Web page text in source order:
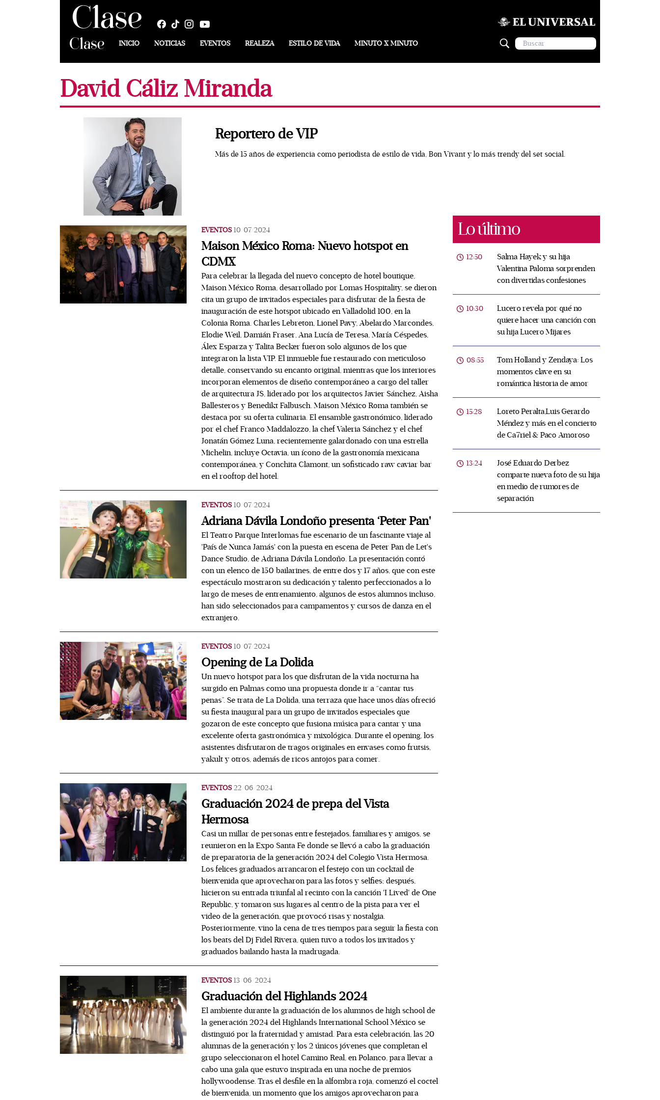
INICIO NOTICIAS EVENTOS REALEZA ESTILO DE VIDA MINUTO X MINUTO
David Cáliz Miranda
Reportero de VIP
Más de 15 años de experiencia como periodista de estilo de vida, Bon Vivant y lo más trendy del set social.
EVENTOS 10/07/2024
Maison México Roma: Nuevo hotspot en
CDMX
Para celebrar la llegada del nuevo concepto de hotel boutique,
Maison México Roma, desarrollado por Lomas Hospitality, se dieron
cita un grupo de invitados especiales para disfrutar de la fiesta de
inauguración de este hotspot ubicado en Valladolid 100, en la
Colonia Roma. Charles Lebreton, Lionel Pavy, Abelardo Marcondes,
Elodie Weil, Damián Fraser, Ana Lucía de Teresa, María Céspedes,
Álex Esparza y Talita Becker fueron solo algunos de los que
integraron la lista VIP. El inmueble fue restaurado con meticuloso
detalle, conservando su encanto original, mientras que los interiores
incorporan elementos de diseño contemporáneo a cargo del taller
de arquitectura JS, liderado por los arquitectos Javier Sánchez, Aisha
Ballesteros y Benedikt Falbusch. Maison México Roma también se
destaca por su oferta culinaria. El ensamble gastronómico, liderado
por el chef Franco Maddalozzo, la chef Valeria Sánchez y el chef
Jonatán Gómez Luna, recientemente galardonado con una estrella
Michelin, incluye Octavia, un ícono de la gastronomía mexicana
contemporánea, y Conchita Clamont, un sofisticado raw caviar bar
en el rooftop del hotel.
EVENTOS 10/07/2024
Adriana Dávila Londoño presenta ‘Peter Pan'
El Teatro Parque Interlomas fue escenario de un fascinante viaje al
'País de Nunca Jamás' con la puesta en escena de Peter Pan de Let's
Dance Studio, de Adriana Dávila Londoño. La presentación contó
con un elenco de 150 bailarines, de entre dos y 17 años, que con este
espectáculo mostraron su dedicación y talento perfeccionados a lo
largo de meses de entrenamiento, algunos de estos alumnos incluso,
han sido seleccionados para campamentos y cursos de danza en el
extranjero.
EVENTOS 10/07/2024
Opening de La Dolida
Un nuevo hotspot para los que disfrutan de la vida nocturna ha
surgido en Palmas como una propuesta donde ir a “cantar tus
penas”. Se trata de La Dolida, una terraza que hace unos días ofreció
su fiesta inaugural para un grupo de invitados especiales que
gozaron de este concepto que fusiona música para cantar y una
excelente oferta gastronómica y mixológica. Durante el opening, los
asistentes disfrutaron de tragos originales en envases como frutsis,
yakult y otros, además de ricos antojos para comer.
EVENTOS 22/06/2024
Graduación 2024 de prepa del Vista
Hermosa
Casi un millar de personas entre festejados, familiares y amigos, se
reunieron en la Expo Santa Fe donde se llevó a cabo la graduación
de preparatoria de la generación 2024 del Colegio Vista Hermosa.
Los felices graduados arrancaron el festejo con un cocktail de
bienvenida que aprovecharon para las fotos y selfies; después,
hicieron su entrada triunfal al recinto con la canción 'I Lived' de One
Republic, y tomaron sus lugares al centro de la pista para ver el
video de la generación, que provocó risas y nostalgia.
Posteriormente, vino la cena de tres tiempos para seguir la fiesta con
los beats del Dj Fidel Rivera, quien tuvo a todos los invitados y
graduados bailando hasta la madrugada.
EVENTOS 13/06/2024
Graduación del Highlands 2024
El ambiente durante la graduación de los alumnos de high school de
la generación 2024 del Highlands International School México se
distinguió por la fraternidad y amistad. Para esta celebración, las 20
alumnas de la generación y los 2 únicos jóvenes que completan el
grupo seleccionaron el hotel Camino Real, en Polanco, para llevar a
cabo una gala que estuvo inspirada en una noche de premios
hollywoodense. Tras el desfile en la alfombra roja, comenzó el coctel
de bienvenida, un momento que los amigos aprovecharon para
Lo último
12:50
Salma Hayek y su hija
Valentina Paloma sorprenden
con divertidas confesiones
10:30
Lucero revela por qué no
quiere hacer una canción con
su hija Lucero Mijares
08:55
Tom Holland y Zendaya: Los
momentos clave en su
romántica historia de amor
15:28
Loreto Peralta,Luis Gerardo
Méndez y más en el concierto
de Ca7riel & Paco Amoroso
13:24
José Eduardo Derbez
comparte nueva foto de su hija
en medio de rumores de
separación